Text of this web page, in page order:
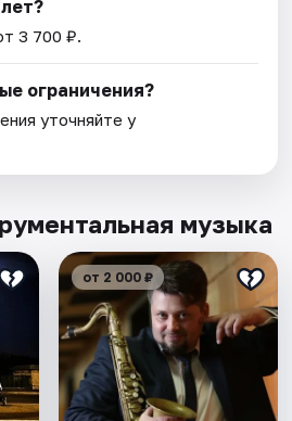
3 700 ₽.
ограничения?
уточняйте у
музыка
от 2 000 ₽